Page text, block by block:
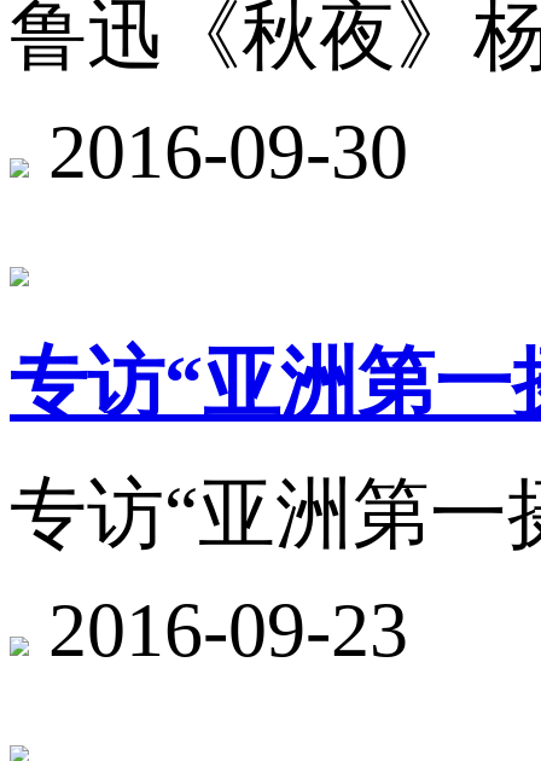
鲁迅《秋夜》
2016-09-30
专访“亚洲第
专访“亚洲第
2016-09-23